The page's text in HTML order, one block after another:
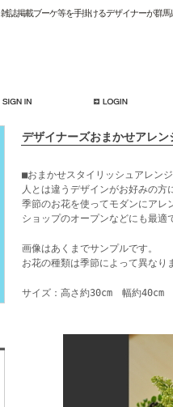
雑誌掲載ブーケ等を手掛けるデザイナーが群
デザイナーズおまかせアレ
■おまかせスタイリッシュアレン
人とは違うデザインがお好みの方
季節のお花を使ってモダンにアレ
ショップのオープンなどにも最適
画像はあくまでサンプルです。
お花の種類は季節によって異なり
サイズ：高さ約30cm 幅約40cm